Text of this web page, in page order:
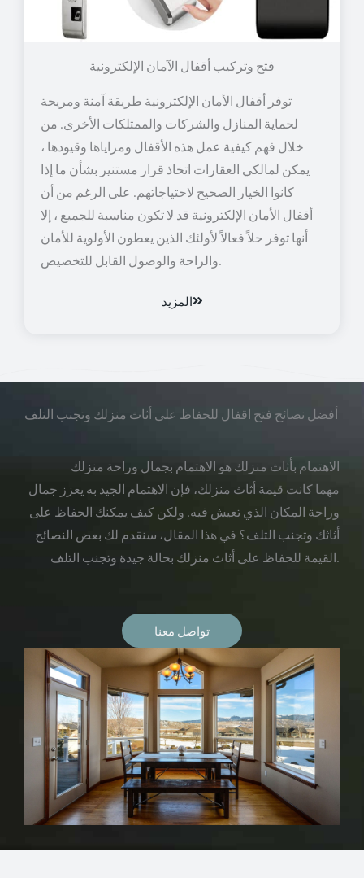
توفر أقفال الأمان الإلكترونية طريقة آمنة ومريحة
لحماية المنازل والشركات والممتلكات الأخرى. من
خلال فهم كيفية عمل هذه الأقفال ومزاياها وقيودها ،
يمكن لمالكي العقارات اتخاذ قرار مستنير بشأن ما إذا
كانوا الخيار الصحيح لاحتياجاتهم. على الرغم من أن
أقفال الأمان الإلكترونية قد لا تكون مناسبة للجميع ، إلا
أنها توفر حلاً فعالاً لأولئك الذين يعطون الأولوية للأمان
والراحة والوصول القابل للتخصيص.
المزيد
أفضل نصائح فتح اقفال للحفاظ على أثاث منزلك وتجنب التلف
الاهتمام بأثاث منزلك هو الاهتمام بجمال وراحة منزلك
مهما كانت قيمة أثاث منزلك، فإن الاهتمام الجيد به يعزز جمال
وراحة المكان الذي تعيش فيه. ولكن كيف يمكنك الحفاظ على
أثاثك وتجنب التلف؟ في هذا المقال، سنقدم لك بعض النصائح
القيمة للحفاظ على أثاث منزلك بحالة جيدة وتجنب التلف.
تواصل معنا